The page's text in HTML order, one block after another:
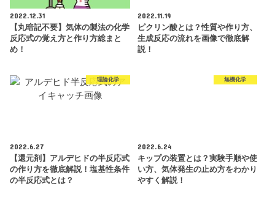
2022.12.31
【丸暗記不要】気体の製法の化学
反応式の覚え方と作り方総まと
め！
2022.11.19
ピクリン酸とは？性質や作り方、
生成反応の流れを画像で徹底解
説！
理論化学
2022.6.27
【還元剤】アルデヒドの半反応式
の作り方を徹底解説！塩基性条件
の半反応式とは？
無機化学
2022.6.24
キップの装置とは？実験手順や使
い方、気体発生の止め方をわかり
やすく解説！